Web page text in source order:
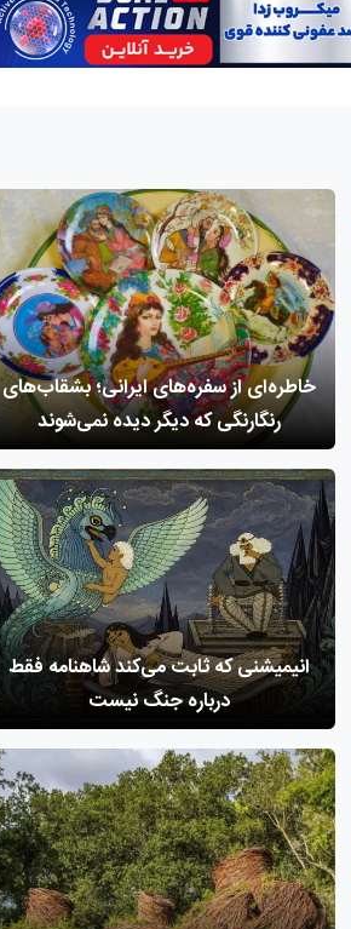
خاطره‌ای از سفره‌های ایرانی؛ بشقاب‌های
رنگارنگی که دیگر دیده نمی‌شوند
انیمیشنی که ثابت می‌کند شاهنامه فقط
درباره جنگ نیست